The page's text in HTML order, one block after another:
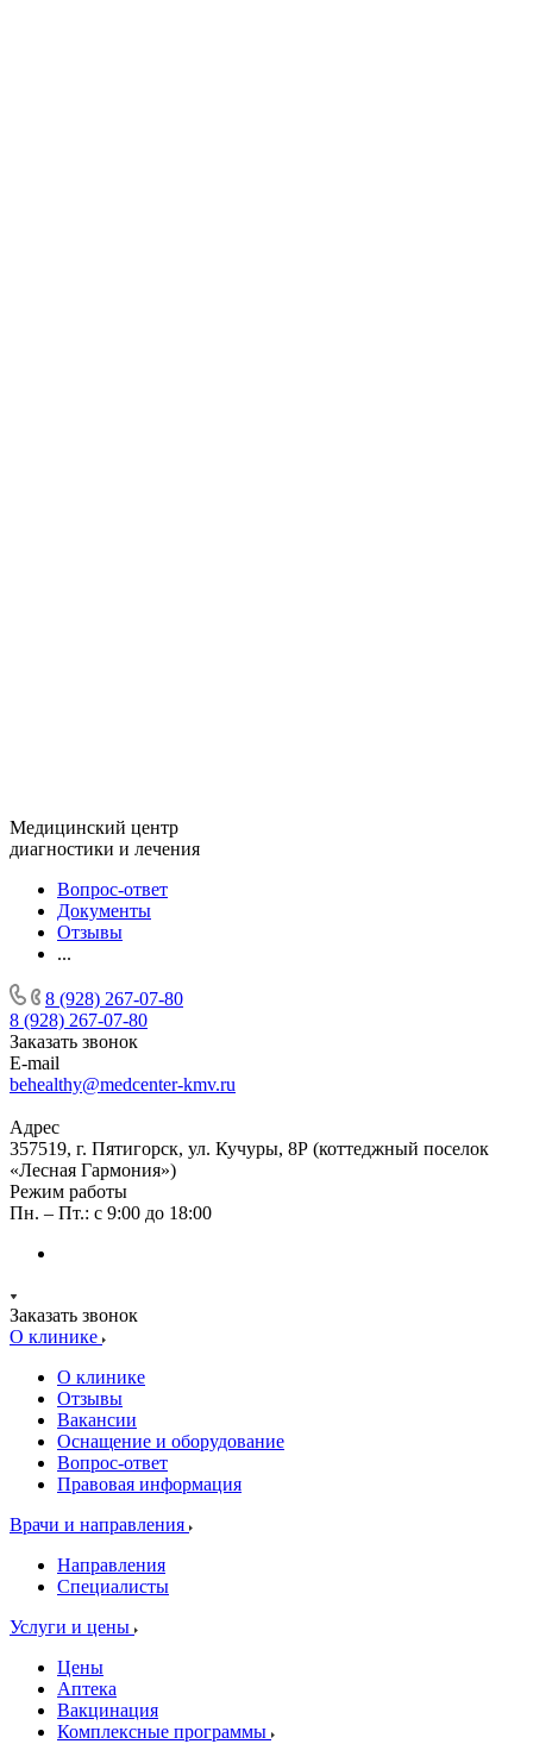
Медицинский центр
диагностики и лечения
Вопрос-ответ
Документы
Отзывы
...
8 (928) 267-07-80
8 (928) 267-07-80
Заказать звонок
E-mail
behealthy@medcenter-kmv.ru
Адрес
357519, г. Пятигорск, ул. Кучуры, 8Р (коттеджный поселок
«Лесная Гармония»)
Режим работы
Пн. – Пт.: с 9:00 до 18:00
Заказать звонок
О клинике
О клинике
Отзывы
Вакансии
Оснащение и оборудование
Вопрос-ответ
Правовая информация
Врачи и направления
Направления
Специалисты
Услуги и цены
Цены
Аптека
Вакцинация
Комплексные программы